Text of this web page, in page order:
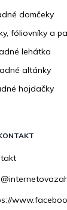
domčeky
fóliovníky a
lehátka
altánky
hojdačky
@